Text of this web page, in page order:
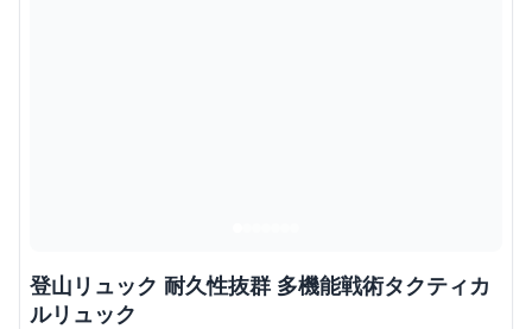
登山リュック 耐久性抜群 多機能戦術タクティカ
ルリュック